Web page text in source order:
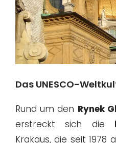
Das UNESCO-
Rund um den Rynek
erstreckt sich die
Krakaus, die seit 1978